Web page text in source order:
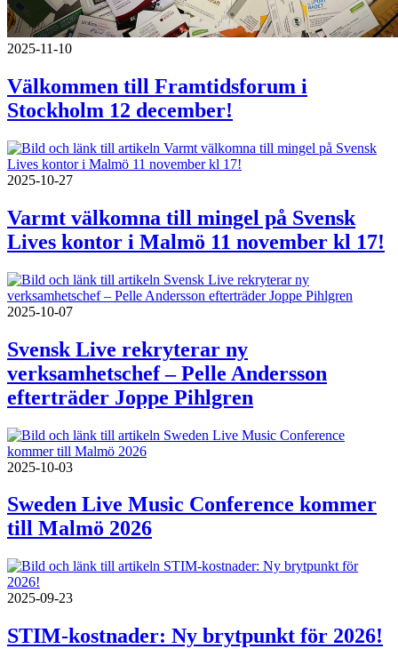
2025-11-10
Välkommen till Framtidsforum i
Stockholm 12 december!
2025-10-27
Varmt välkomna till mingel på Svensk
Lives kontor i Malmö 11 november kl 17!
2025-10-07
Svensk Live rekryterar ny
verksamhetschef – Pelle Andersson
efterträder Joppe Pihlgren
2025-10-03
Sweden Live Music Conference kommer
till Malmö 2026
2025-09-23
STIM-kostnader: Ny brytpunkt för 2026!